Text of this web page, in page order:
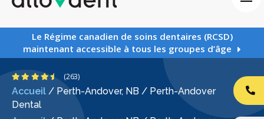
Le Régime canadien de soins dentaires (RCSD)
maintenant accessible à tous les groupes d’âge
Accueil / Perth-Andover, NB / Perth-Andover
Dental
4.7 étoiles
(263)